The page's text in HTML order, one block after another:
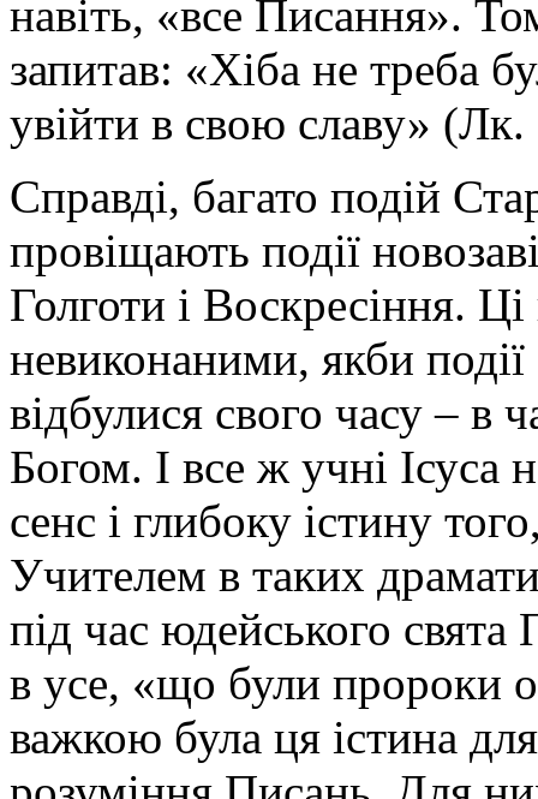
навіть, «все Писання».
запитав: «Хіба не треба
увійти в свою славу»
Справді, багато подій
провіщають події
Голготи і Воскресіння.
невиконаними, якби
відбулися свого часу – в
Богом. І все ж учні Ісуса
сенс і глибоку істину
Учителем в таких
під час юдейського
в усе, «що були пророки
важкою була ця істина